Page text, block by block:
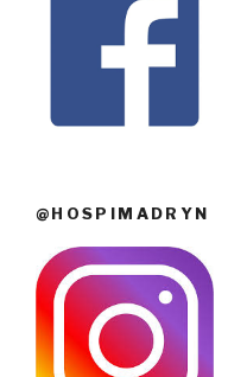
@HOSPIMADRYN